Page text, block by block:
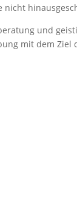
nicht
und
mit dem